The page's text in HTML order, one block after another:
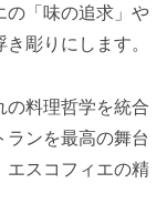
の「味の追求」や
彫りにします。
の料理哲学を統合
ランを最高の舞台
エスコフィエの精